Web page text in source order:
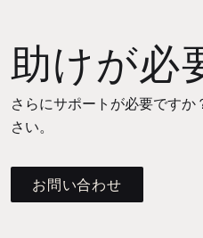
助けが必
さらにサポートが必要です
さい。
お問い合わせ